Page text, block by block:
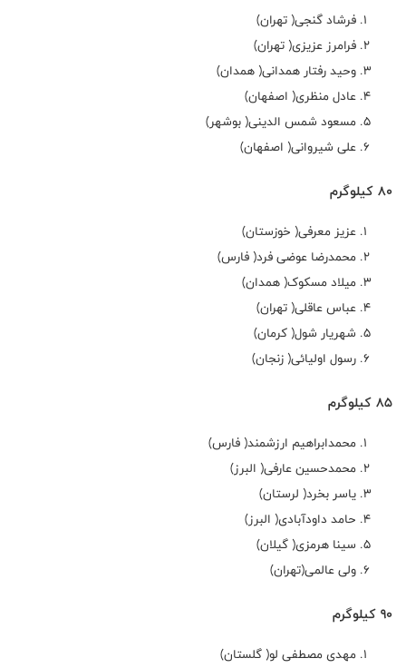
فرشاد گنجی( تهران)
فرامرز عزیزی( تهران)
وحید رفتار همدانی( همدان)
عادل منظری( اصفهان)
مسعود شمس الدینی( بوشهر)
علی شیروانی( اصفهان)
80 کیلوگرم
عزیز معرفی( خوزستان)
محمدرضا عوضی فرد( فارس)
میلاد مسکوک( همدان)
عباس عاقلی( تهران)
شهریار شول( کرمان)
رسول اولیائی( زنجان)
85 کیلوگرم
محمدابراهیم ارزشمند( فارس)
محمدحسین عارفی( البرز)
یاسر بخرد( لرستان)
حامد داودآبادی( البرز)
سینا هرمزی( گیلان)
ولی عالمی(تهران)
90 کیلوگرم
مهدی مصطفی لو( گلستان)